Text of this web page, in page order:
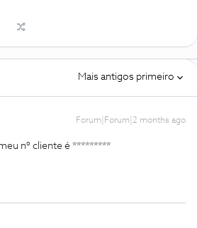
Mais antigos primeiro
Forum|Forum|2 months ago
nº cliente é *********